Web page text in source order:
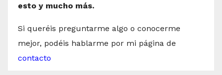
esto y mucho más.
Si queréis preguntarme algo o conocerme
mejor, podéis hablarme por mi página de
contacto